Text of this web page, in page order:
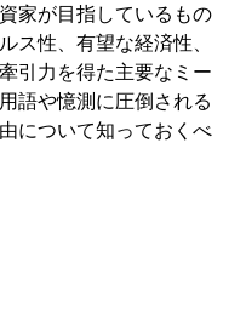
家が目指しているもの
ス性、有望な経済性、
引力を得た主要なミー
語や憶測に圧倒される
について知っておくべ